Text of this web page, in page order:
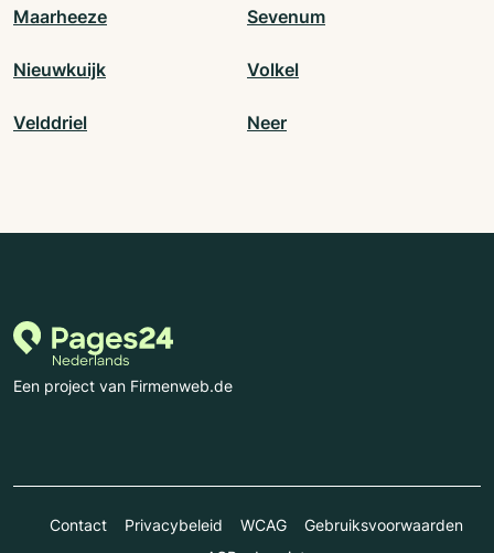
Maarheeze Sevenum
Nieuwkuijk Volkel
Velddriel Neer
Een project van Firmenweb.de
Contact Privacybeleid WCAG
Gebruiksvoorwaarden